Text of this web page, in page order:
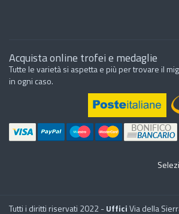
Acquista online trofei e medaglie
Tutte le varietà si aspetta e più per trovare il
in ogni caso.
Tutti i diritti riservati 2022 -UfficiVia della